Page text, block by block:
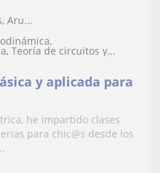
Aru...
Teoría de circuitos y
y aplicada para
he impartido clases
para chic@s desde los